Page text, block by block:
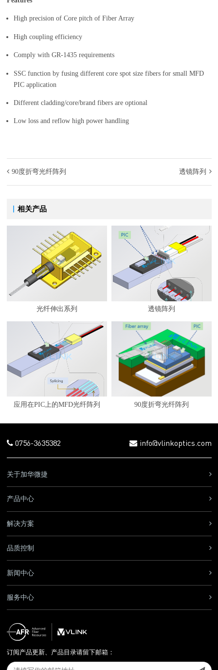
High precision of Core pitch of Fiber Array
High coupling efficiency
Comply with GR-1435 requirements
SSC function by fusing different core spot size fibers for small MFD
PIC application
Different cladding/core/brand fibers are optional
Low loss and reflow high power handling
90度折弯光纤阵列 透镜阵列
相关产品
光纤伸出系列 透镜阵列
应用在PIC上的MFD光纤阵列 90度折弯光纤阵列
0756-3635382 info@vlinkoptics.com
关于加华微捷
产品中心
解决方案
品质控制
新闻中心
服务中心
订阅产品更新、产品目录请留下邮箱：